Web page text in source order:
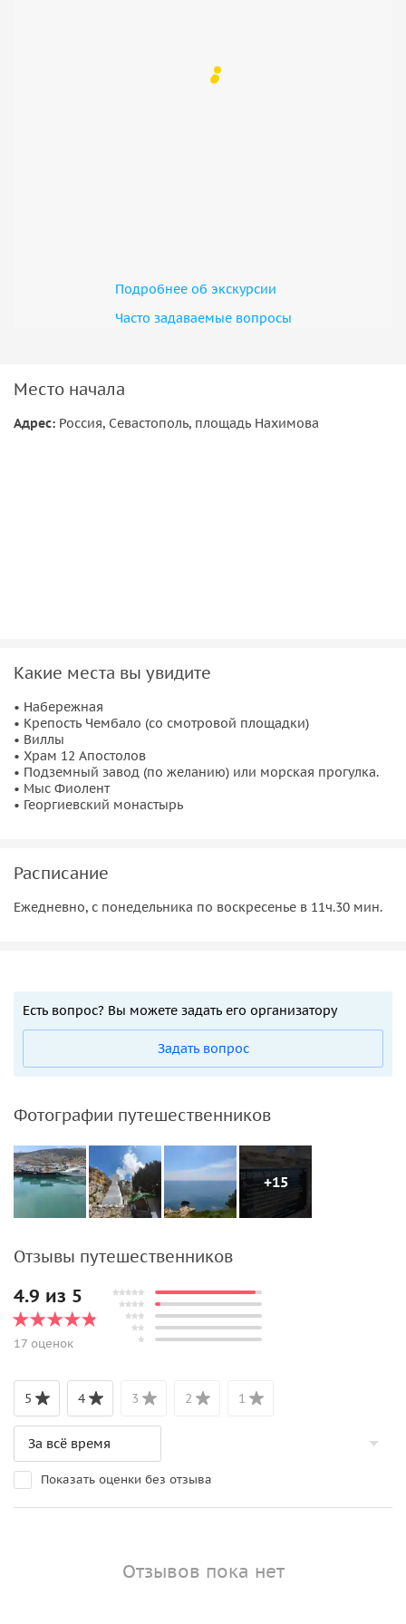
• Для Вашего удобства рекомендуем бронировать эту
Подробнее об экскурсии
Часто задаваемые вопросы
Место начала
Адрес: Россия, Севастополь, площадь Нахимова
Какие места вы увидите
• Набережная
• Крепость Чембало (со смотровой площадки)
• Виллы
• Храм 12 Апостолов
• Подземный завод (по желанию) или морская прогулка.
• Мыс Фиолент
• Георгиевский монастырь
Расписание
Ежедневно, с понедельника по воскресенье в 11ч.30 мин.
Есть вопрос? Вы можете задать его организатору
Задать вопрос
Фотографии путешественников
+15
Отзывы путешественников
4.9 из 5
17 оценок
5 4 3 2 1
Показать оценки без отзыва
Отзывов пока нет